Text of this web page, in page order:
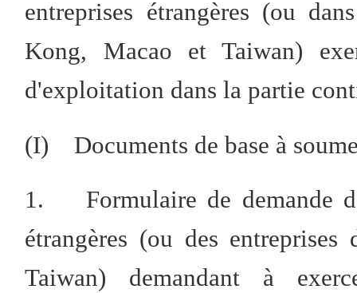
entreprises étrangères (ou
Kong, Macao et Taiwan)
d'exploitation dans la partie
(I) Documents de base à
1. Formulaire de demande
étrangères (ou des
Taiwan) demandant à